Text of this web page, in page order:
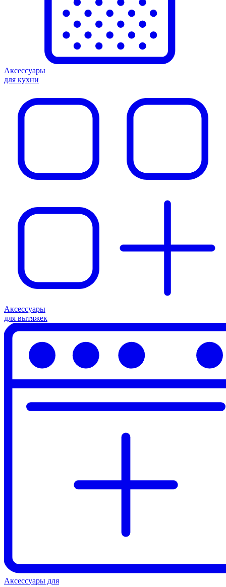
Аксессуары
для кухни
Аксессуары
для вытяжек
Аксессуары для